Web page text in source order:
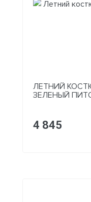
ЛЕТНИЙ
ЗЕЛЕНЫЙ
4 845